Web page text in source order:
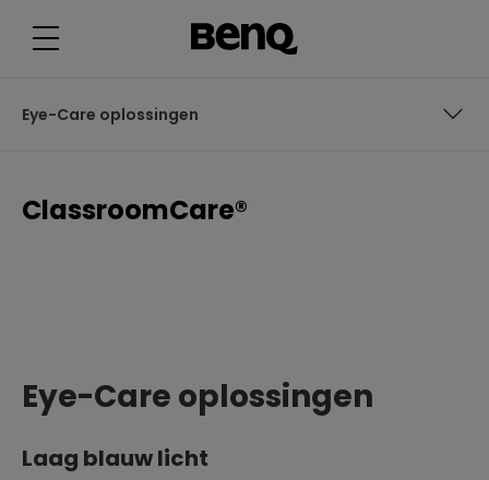
Eye-Care oplossingen
ClassroomCare®
Eye-Care oplossingen
Laag blauw licht